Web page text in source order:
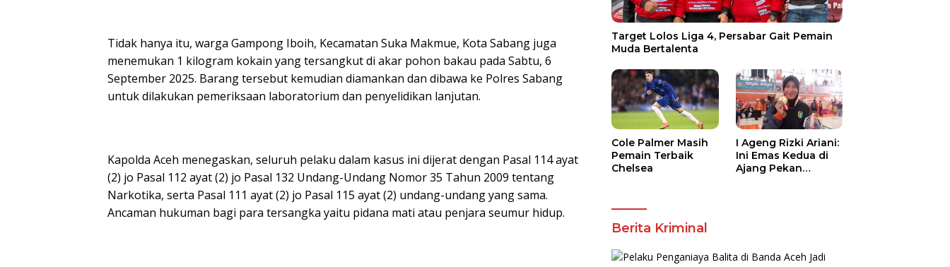
Tidak hanya itu, warga Gampong Iboih, Kecamatan Suka Makmue, Kota Sabang juga
menemukan 1 kilogram kokain yang tersangkut di akar pohon bakau pada Sabtu, 6
September 2025. Barang tersebut kemudian diamankan dan dibawa ke Polres Sabang
untuk dilakukan pemeriksaan laboratorium dan penyelidikan lanjutan.
Kapolda Aceh menegaskan, seluruh pelaku dalam kasus ini dijerat dengan Pasal 114 ayat
(2) jo Pasal 112 ayat (2) jo Pasal 132 Undang-Undang Nomor 35 Tahun 2009 tentang
Narkotika, serta Pasal 111 ayat (2) jo Pasal 115 ayat (2) undang-undang yang sama.
Ancaman hukuman bagi para tersangka yaitu pidana mati atau penjara seumur hidup.
Target Lolos Liga 4, Persabar Gait Pemain
Muda Bertalenta
Cole Palmer Masih
Pemain Terbaik
Chelsea
I Ageng Rizki Ariani:
Ini Emas Kedua di
Ajang Pekan
Berita Kriminal